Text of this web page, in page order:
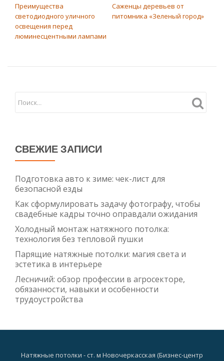
Преимущества
светодиодного уличного
освещения перед
люминесцентными лампами
Саженцы деревьев от
питомника «Зеленый город»
СВЕЖИЕ ЗАПИСИ
Подготовка авто к зиме: чек-лист для
безопасной езды
Как сформулировать задачу фотографу, чтобы
свадебные кадры точно оправдали ожидания
Холодный монтаж натяжного потолка:
технология без тепловой пушки
Парящие натяжные потолки: магия света и
эстетика в интерьере
Лесничий: обзор профессии в агросекторе,
обязанности, навыки и особенности
трудоустройства
Натяжные потолки - ст. м Новочеркасская (Бизнес-центр